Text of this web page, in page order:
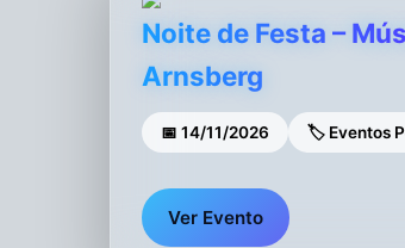
Noite de Festa –
Arnsberg
📅 14/11/2026 🏷 Eventos
Ver Evento